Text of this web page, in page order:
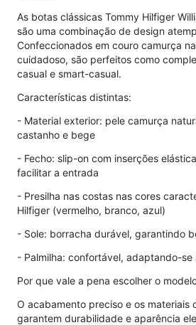
As botas clássicas Tommy Hilfiger
são uma combinação de design
Confeccionados em couro camurça
cuidadoso, são perfeitos como
casual e smart-casual.
Características distintas:
- Material exterior: pele camurça
castanho e bege
- Fecho: slip-on com inserções
facilitar a entrada
- Presilha nas costas nas cores
Hilfiger (vermelho, branco, azul)
- Sole: borracha durável, garantindo
- Palmilha: confortável, adaptando-se
Por que vale a pena escolher o
O acabamento preciso e os materiais
garantem durabilidade e aparência